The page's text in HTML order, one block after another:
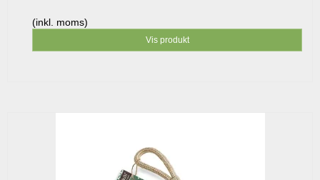
(inkl. moms)
Vis produkt